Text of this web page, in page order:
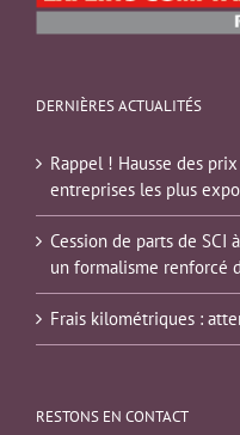
DERNIÈRES ACTUALITÉS
Rappel ! Hausse des
entreprises les plus
Cession de parts de
un formalisme renforcé
Frais kilométriques :
RESTONS EN CONTACT